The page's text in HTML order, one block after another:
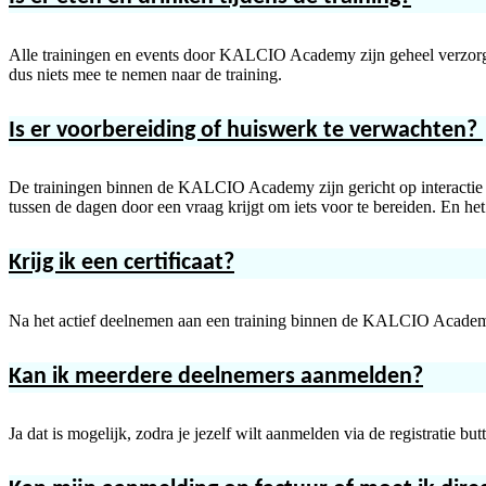
Alle trainingen en events door KALCIO Academy zijn geheel
dus niets mee te nemen naar de training.
Is er voorbereiding of huiswerk te verwachten?
De trainingen binnen de KALCIO Academy zijn gericht op
tussen de dagen door een vraag krijgt om iets voor te bereiden. En
Krijg ik een certificaat?
Na het actief deelnemen aan een training binnen de KALCIO
Kan ik meerdere deelnemers aanmelden?
Ja dat is mogelijk, zodra je jezelf wilt aanmelden via de registratie